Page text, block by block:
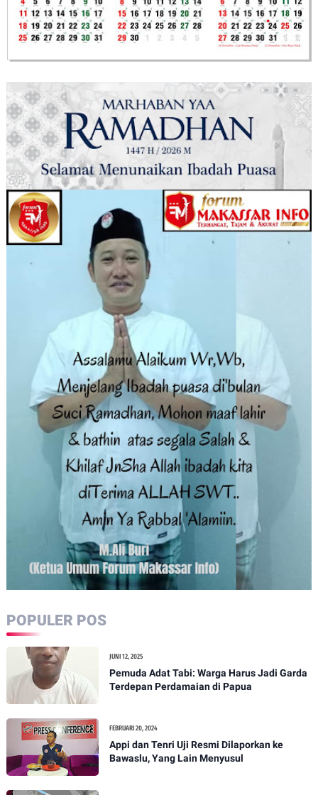
POPULER POS
JUNI 12, 2025
Pemuda Adat Tabi: Warga Harus Jadi Garda
Terdepan Perdamaian di Papua
FEBRUARI 20, 2024
Appi dan Tenri Uji Resmi Dilaporkan ke
Bawaslu, Yang Lain Menyusul